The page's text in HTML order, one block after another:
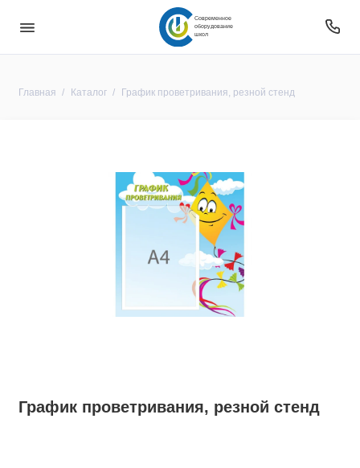
Современное
оборудование
школ
Главная Каталог График проветривания, резной стенд
График проветривания, резной стенд